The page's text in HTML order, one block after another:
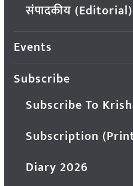
संपादकीय (Editorial)
Events
Subscribe
Subscribe To
Subscription
Diary 2026